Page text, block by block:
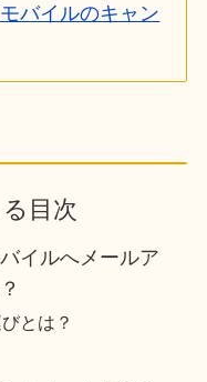
バイルのキャン
目次
イルへメールア
とは？